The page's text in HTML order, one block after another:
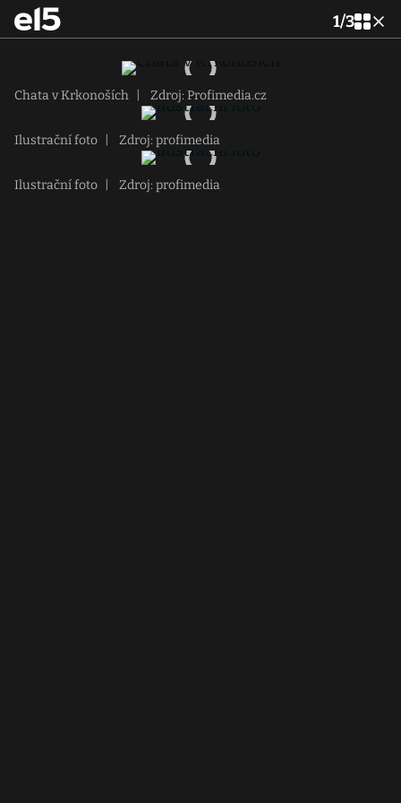
1/3
Chata v Krkonoších Zdroj: Profimedia.cz
Ilustrační foto Zdroj: profimedia
Ilustrační foto Zdroj: profimedia